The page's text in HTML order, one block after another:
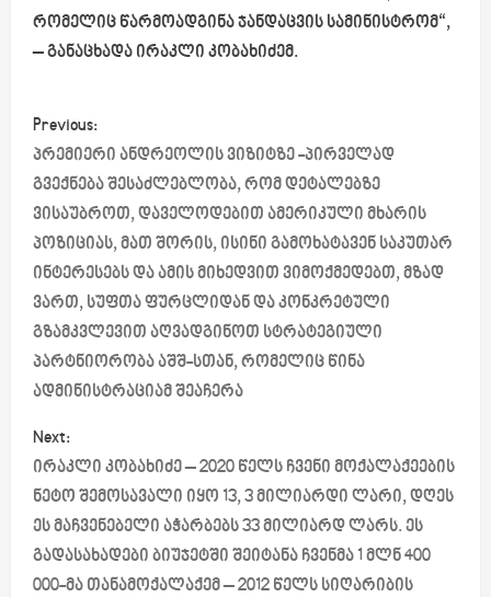
რომელიც წარმოადგინა ჯანდაცვის სამინისტრომ“,
– განაცხადა ირაკლი კობახიძემ.
P
o
s
t
n
a
v
i
g
a
t
Previous:
პრემიერი ანდრეოლის ვიზიტზე -პირველად
გვექნება შესაძლებლობა, რომ დეტალებზე
ვისაუბროთ, დაველოდებით ამერიკული მხარის
პოზიციას, მათ შორის, ისინი გამოხატავენ საკუთარ
ინტერესებს და ამის მიხედვით ვიმოქმედებთ, მზად
ვართ, სუფთა ფურცლიდან და კონკრეტული
გზამკვლევით აღვადგინოთ სტრატეგიული
პარტნიორობა აშშ-სთან, რომელიც წინა
ადმინისტრაციამ შეაჩერა
Next:
ირაკლი კობახიძე – 2020 წელს ჩვენი მოქალაქეების
ნეტო შემოსავალი იყო 13, 3 მილიარდი ლარი, დღეს
ეს მაჩვენებელი აჭარბებს 33 მილიარდ ლარს. ეს
გადასახადები ბიუჯეტში შეიტანა ჩვენმა 1 მლნ 400
000-მა თანამოქალაქემ – 2012 წელს სიღარიბის